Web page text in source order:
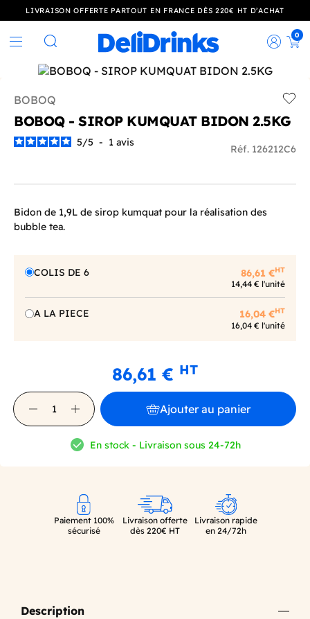
LIVRAISON OFFERTE PARTOUT EN FRANCE DÈS 220€ HT D’ACHAT
Rechercher
0
BOBOQ
BOBOQ - SIROP KUMQUAT BIDON 2.5KG
5/5 - 1 avis
Réf. 126212C6
Bidon de 1,9L de sirop kumquat pour la réalisation des
bubble tea.
COLIS DE 6 86,61 €HT
14,44 € l'unité
A LA PIECE 16,04 €HT
16,04 € l'unité
86,61 € HT
Ajouter au panier
En stock - Livraison sous 24-72h
Paiement 100%
sécurisé
Livraison offerte
dès 220€ HT
Livraison rapide
en 24/72h
Description